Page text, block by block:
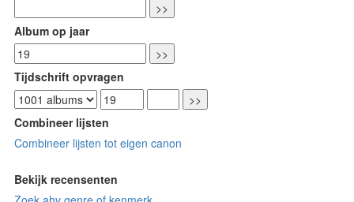
Album op jaar
Tijdschrift opvragen
Combineer lijsten
Combineer lijsten tot eigen canon
Bekijk recensenten